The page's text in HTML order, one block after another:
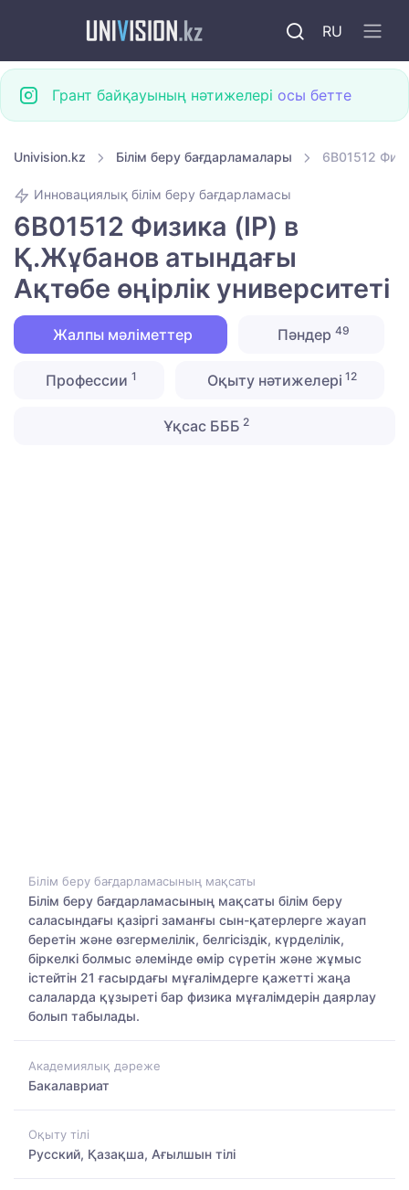
RU
Грант байқауының нәтижелері осы бетте
Univision.kz Білім беру бағдарламалары 6B01512
Инновациялық білім беру бағдарламасы
6B01512 Физика (IP) в
Қ.Жұбанов атындағы
Ақтөбе өңірлік университеті
Жалпы мәліметтер Пәндер 49
Профессии 1 Оқыту нәтижелері 12
Ұқсас БББ 2
Білім беру бағдарламасының мақсаты
Білім беру бағдарламасының мақсаты білім беру
саласындағы қазіргі заманғы сын-қатерлерге жауап
беретін және өзгермелілік, белгісіздік, күрделілік,
біркелкі болмыс әлемінде өмір сүретін және жұмыс
істейтін 21 ғасырдағы мұғалімдерге қажетті жаңа
салаларда құзыреті бар физика мұғалімдерін даярлау
болып табылады.
Академиялық дәреже
Бакалавриат
Оқыту тілі
Русский, Қазақша, Ағылшын тілі